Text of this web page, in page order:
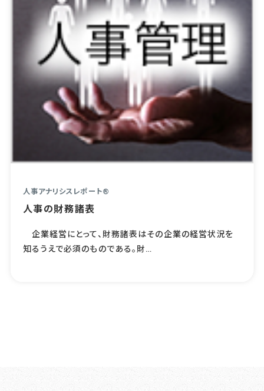
人事アナリシスレポート®
人事の財務諸表
企業経営にとって、財務諸表はその企業の経営状況を
知るうえで必須のものである。財…